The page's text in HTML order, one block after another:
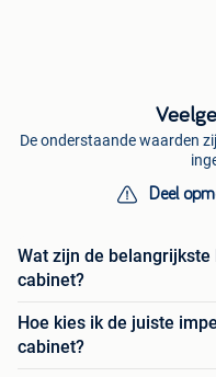
De onderstaande waarden
Deel
Wat zijn de
cabinet?
Hoe kies ik de juiste
cabinet?